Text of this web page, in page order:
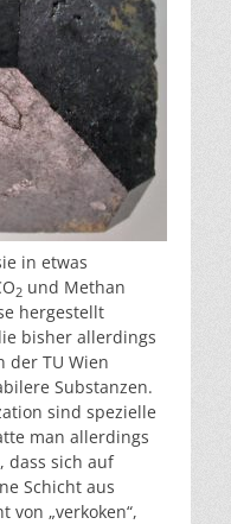
in etwas
2 und Methan
hergestellt
bisher allerdings
der TU Wien
Substanzen.
sind spezielle
man allerdings
dass sich auf
Schicht aus
von „verkoken“,